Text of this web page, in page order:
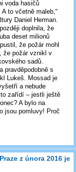
voda hasičů
to včetně maleb,“
Daniel Herman.
doplnila, že
deset milionů
že požár mohl
že požár vznikl v
sadů.
pravděpodobně s
Lukeš. Mossad je
a nebude
zařídí – jestli ještě
A bylo na
jsou pomluvy! Proč
z února 2016 je